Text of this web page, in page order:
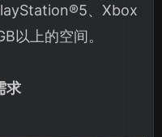
、Xbox
以上的空间。
求